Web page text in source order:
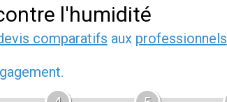
l'humidité
comparatifs aux professionnels